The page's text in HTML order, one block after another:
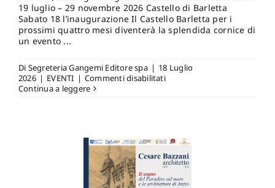
19 luglio – 29 novembre 2026 Castello di Barletta
Sabato 18 l’inaugurazione Il Castello Barletta per i
prossimi quattro mesi diventerà la splendida cornice di
un evento ...
Di Segreteria Gangemi Editore spa | 18 Luglio
2026 | EVENTI | Commenti disabilitatisu
14.00,
Castello
di
Barletta,
–
Continua a leggere